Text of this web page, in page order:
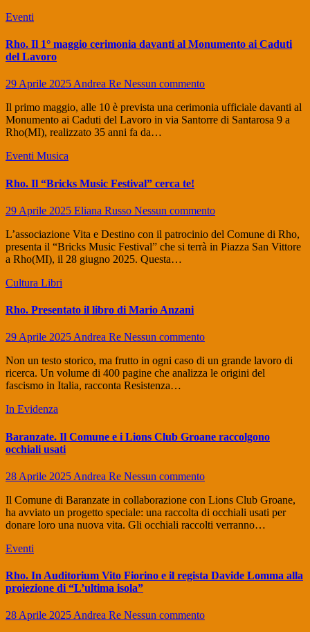
Eventi
Rho. Il 1° maggio cerimonia davanti al Monumento ai Caduti
del Lavoro
29 Aprile 2025 Andrea Re Nessun commento
Il primo maggio, alle 10 è prevista una cerimonia ufficiale davanti al
Monumento ai Caduti del Lavoro in via Santorre di Santarosa 9 a
Rho(MI), realizzato 35 anni fa da…
Eventi Musica
Rho. Il “Bricks Music Festival” cerca te!
29 Aprile 2025 Eliana Russo Nessun commento
L’associazione Vita e Destino con il patrocinio del Comune di Rho,
presenta il “Bricks Music Festival” che si terrà in Piazza San Vittore
a Rho(MI), il 28 giugno 2025. Questa…
Cultura Libri
Rho. Presentato il libro di Mario Anzani
29 Aprile 2025Andrea Re Nessun commento
Non un testo storico, ma frutto in ogni caso di un grande lavoro di
ricerca. Un volume di 400 pagine che analizza le origini del
fascismo in Italia, racconta Resistenza…
In Evidenza
Baranzate. Il Comune e i Lions Club Groane raccolgono
occhiali usati
28 Aprile 2025 Andrea Re Nessun commento
Il Comune di Baranzate in collaborazione con Lions Club Groane,
ha avviato un progetto speciale: una raccolta di occhiali usati per
donare loro una nuova vita. Gli occhiali raccolti verranno…
Eventi
Rho. In Auditorium Vito Fiorino e il regista Davide Lomma alla
proiezione di “L’ultima isola”
28 Aprile 2025Andrea Re Nessun commento